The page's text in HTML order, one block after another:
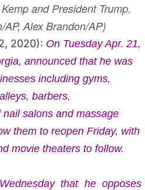
and President Trump.
Alex Brandon/AP)
2020): On Tuesday Apr. 21,
announced that he was
including gyms,
barbers,
salons and massage
them to reopen Friday, with
movie theaters to follow.
that he opposes